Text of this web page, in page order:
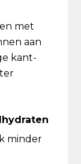
met
aan
kant-
minder